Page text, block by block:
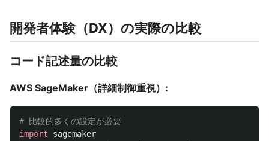
開発者体験（DX）の実際の比較
コード記述量の比較
AWS SageMaker（詳細制御重視）:
import
sagemaker